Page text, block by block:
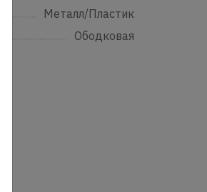
Металл/Пластик
Ободковая